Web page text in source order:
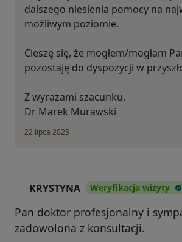
dalszego niesienia pomocy na
możliwym poziomie.
Cieszę się, że mogłem/mogłam
pozostaję do dyspozycji w
Z wyrazami szacunku,
Dr Marek Murawski
22 lipca 2025
KRYSTYNA Weryfikacja wizyty
Pan doktor profesjonalny i
zadowolona z konsultacji.